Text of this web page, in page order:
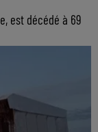
est décédé à 69